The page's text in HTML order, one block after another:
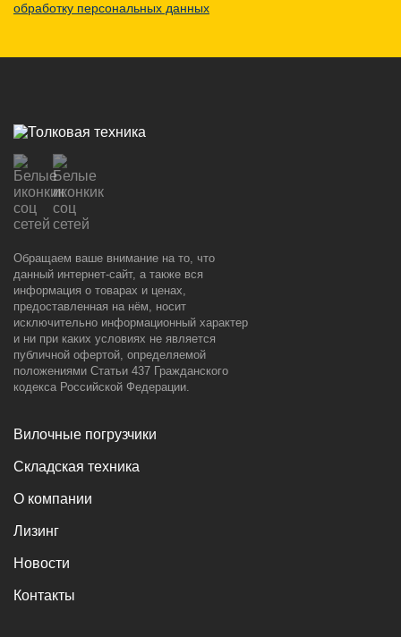
обработку персональных данных
Обращаем ваше внимание на то, что
данный интернет-сайт, а также вся
информация о товарах и ценах,
предоставленная на нём, носит
исключительно информационный характер
и ни при каких условиях не является
публичной офертой, определяемой
положениями Статьи 437 Гражданского
кодекса Российской Федерации.
Вилочные погрузчики
Складская техника
О компании
Лизинг
Новости
Контакты